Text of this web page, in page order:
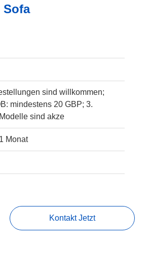
Sofa
sind willkommen;
mindestens 20 GBP; 3.
sind akze
Monat
Kontakt Jetzt